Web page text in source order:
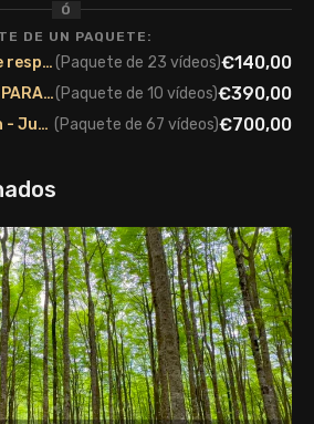
Ó
DE UN PAQUETE:
Curso de técnicas de respiración y Pranayamas (Última edición)(Paquete de 23 vídeos)€140,00
CURSO 'MEDITACIÓN PARA VIVIR'(Paquete de 10 vídeos)€390,00
Curso Yin Yoga 100h - Junio 2023 (Paquete de 67 vídeos)€700,00